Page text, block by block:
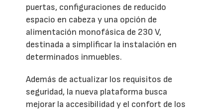
puertas, configuraciones de reducido
espacio en cabeza y una opción de
alimentación monofásica de 230 V,
destinada a simplificar la instalación en
determinados inmuebles.
Además de actualizar los requisitos de
seguridad, la nueva plataforma busca
mejorar la accesibilidad y el confort de los